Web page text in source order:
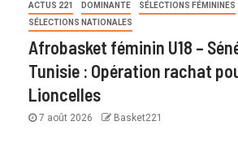
ACTUS 221 DOMINANTE
SÉLECTIONS FÉMININES
SÉLECTIONS NATIONALES
Afrobasket féminin U18 –
Tunisie : Opération rachat
Lioncelles
7 août 2026 Basket221